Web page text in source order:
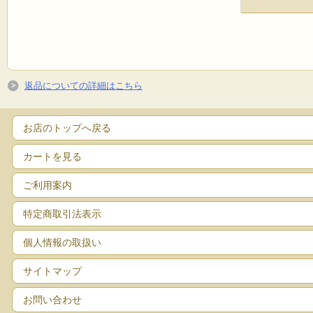
返品についての詳細はこちら
お店のトップへ戻る
カートを見る
ご利用案内
特定商取引法表示
個人情報の取扱い
サイトマップ
お問い合わせ